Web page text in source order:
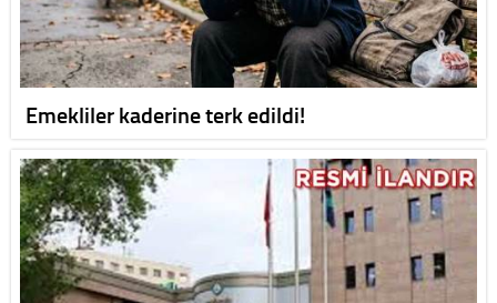
Emekliler kaderine terk edildi!